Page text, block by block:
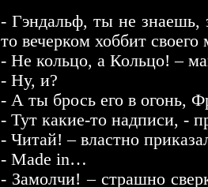
- Гэндальф, ты не знаешь,
то вечерком хоббит своего
- Не кольцо, а Кольцо! –
- Ну, и?
- А ты брось его в огонь,
- Тут какие-то надписи, -
- Читай! – властно
- Made in…
- Замолчи! – страшно